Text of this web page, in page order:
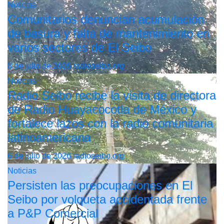
Noticias
Comunitarios denuncian acumulación
de basura y falta de mantenimiento en
varios sectores de El Seibo
8 de julio de 2026radioseibo.org
Noticias
Radio Seibo recibe la visita de directora
de Radio Huayacocotla de México y
fortalece lazos con la radio comunitaria
latinoamericana
6 de julio de 2026radioseibo.org
Noticias
Persisten las preocupaciones en El
Seibo por volqueta accidentada frente
a P&P Comercial